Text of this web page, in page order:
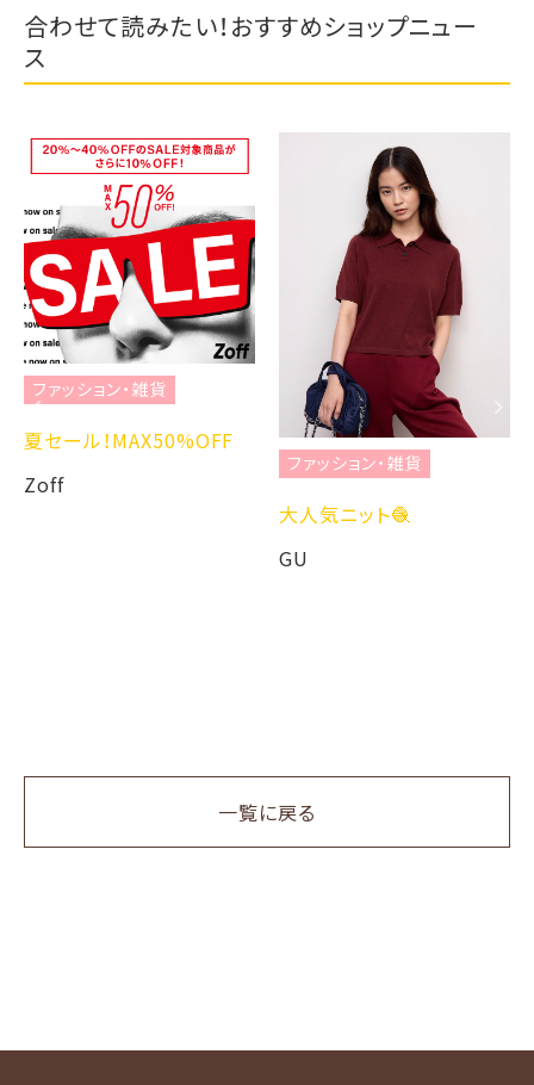
合わせて読みたい！おすすめショップニュー
ス
ファッション・雑貨
夏セール！MAX50%OFF
Zoff
ファッション・雑貨
大人気ニット🧶
GU
一覧に戻る